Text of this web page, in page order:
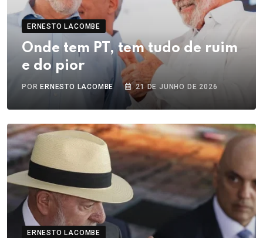
ERNESTO LACOMBE
Onde tem PT, tem tudo de ruim
e do pior
PORERNESTO LACOMBE 21 DE JUNHO DE 2026
ERNESTO LACOMBE